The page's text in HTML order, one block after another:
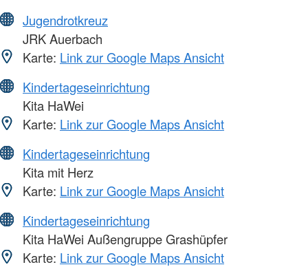
Jugendrotkreuz
JRK Auerbach
Karte: Link zur Google Maps Ansicht
Kindertageseinrichtung
Kita HaWei
Karte: Link zur Google Maps Ansicht
Kindertageseinrichtung
Kita mit Herz
Karte: Link zur Google Maps Ansicht
Kindertageseinrichtung
Kita HaWei Außengruppe Grashüpfer
Karte: Link zur Google Maps Ansicht